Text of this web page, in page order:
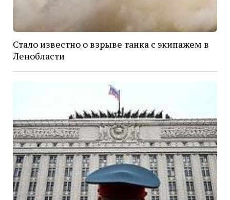
Стало известно о взрыве танка с экипажем в
Ленобласти